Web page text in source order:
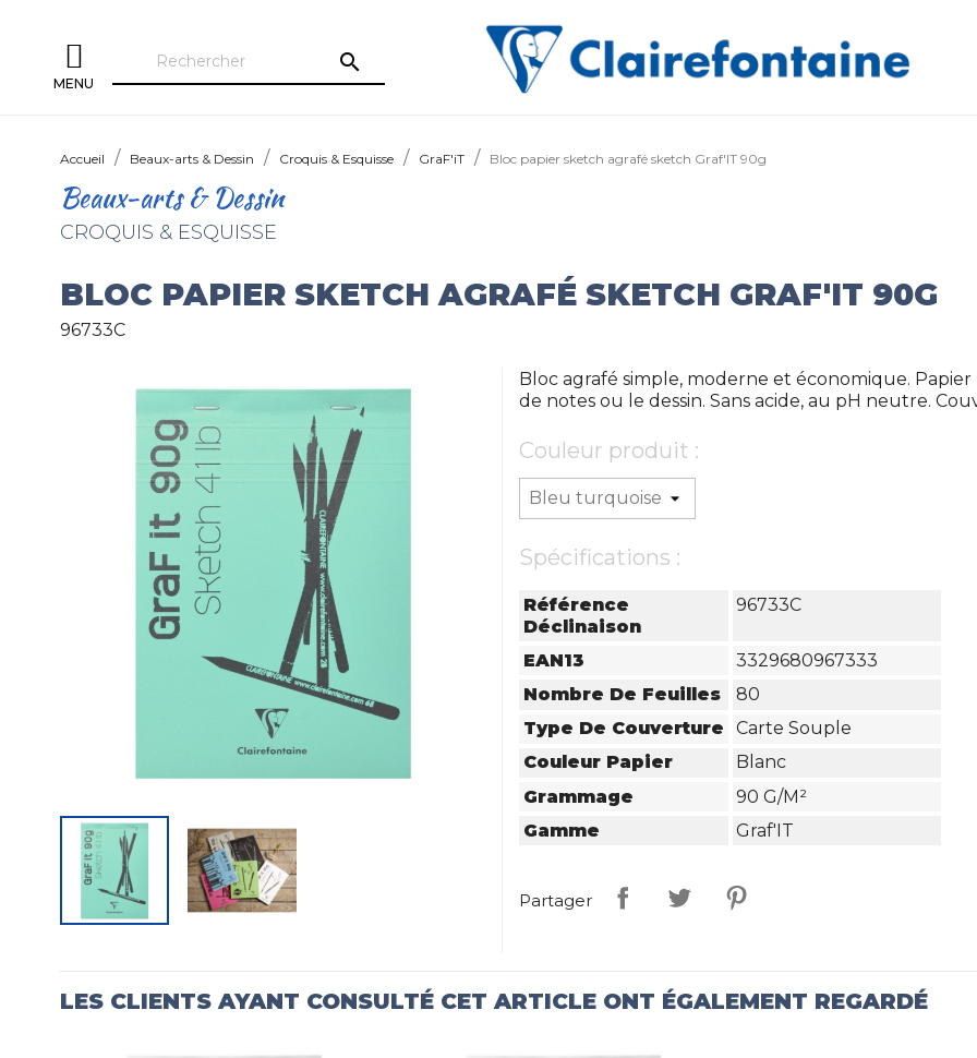
MENU
search
Accueil Beaux-arts & Dessin Croquis & Esquisse GraF'iT Bloc papier sketch agrafé sketch Graf'IT 90g
Beaux-arts & Dessin
CROQUIS & ESQUISSE
BLOC PAPIER SKETCH AGRAFÉ SKETCH GRAF'IT 90G
96733C
Bloc agrafé simple, moderne et économique.
de notes ou le dessin. Sans acide, au pH neutre.
Couleur produit :
Spécifications :
Référence
Déclinaison
96733C
EAN13
3329680967333
Nombre De Feuilles
80
Type De Couverture
Carte Souple
Couleur Papier
Blanc
Grammage
90 G/m²
Gamme
Graf'IT
Partager
LES CLIENTS AYANT CONSULTÉ CET ARTICLE ONT ÉGALEMENT REGARDÉ